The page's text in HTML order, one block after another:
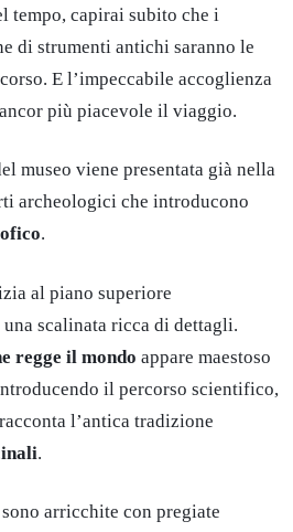
tempo, capirai subito che i
di strumenti antichi saranno le
E l’impeccabile accoglienza
più piacevole il viaggio.
museo viene presentata già nella
archeologici che introducono
.
al piano superiore
scalinata ricca di dettagli.
regge il mondo appare maestoso
il percorso scientifico,
l’antica tradizione
.
arricchite con pregiate